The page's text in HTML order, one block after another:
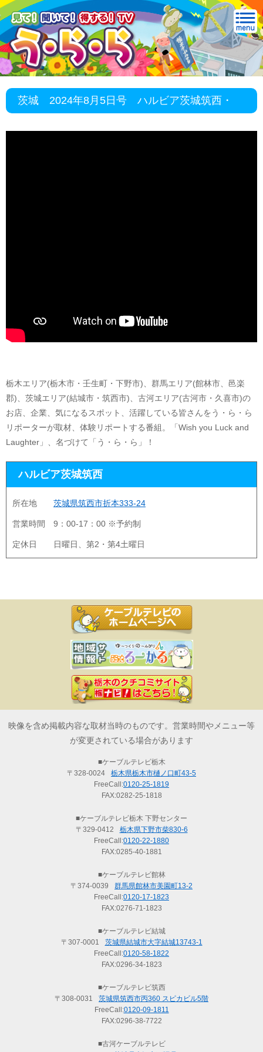
茨城 2024年8月5日号 ハルビア茨城筑西・
栃木エリア(栃木市・壬生町・下野市)、群馬エリア(館林市、邑楽
郡)、茨城エリア(結城市・筑西市)、古河エリア(古河市・久喜市)の
お店、企業、気になるスポット、活躍している皆さんをう・ら・ら
リポーターが取材、体験リポートする番組。「Wish you Luck and
Laughter」、名づけて「う・ら・ら」！
ハルビア茨城筑西
所在地 茨城県筑西市折本333-24
営業時間 9：00-17：00 ※予約制
定休日 日曜日、第2・第4土曜日
映像を含め掲載内容な取材当時のものです。営業時間やメニュー等
が変更されている場合があります
■ケーブルテレビ栃木
〒328-0024
栃木県栃木市樋ノ口町43-5
FreeCall:0120-25-1819
FAX:0282-25-1818
■ケーブルテレビ栃木 下野センター
〒329-0412
栃木県下野市柴830-6
FreeCall:0120-22-1880
FAX:0285-40-1881
■ケーブルテレビ館林
〒374-0039
群馬県館林市美園町13-2
FreeCall:0120-17-1823
FAX:0276-71-1823
■ケーブルテレビ結城
〒307-0001
茨城県結城市大字結城13743-1
FreeCall:0120-58-1822
FAX:0296-34-1823
■ケーブルテレビ筑西
〒308-0031
茨城県筑西市丙360 スピカビル5階
FreeCall:0120-09-1811
FAX:0296-38-7722
■古河ケーブルテレビ